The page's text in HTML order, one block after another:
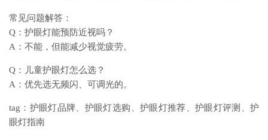
常见问题解答：
Q：护眼灯能预防近视吗？
A：不能，但能减少视觉疲劳。
Q：儿童护眼灯怎么选？
A：优先选无频闪、可调光的。
tag：护眼灯品牌、护眼灯选购、护眼灯推荐、护眼灯评测、护
眼灯指南